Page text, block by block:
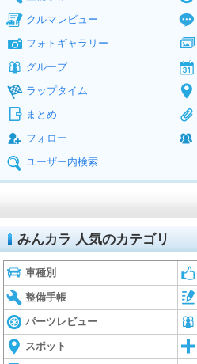
クルマレビュー
フォトギャラリー
グループ
ラップタイム
まとめ
フォロー
ユーザー内検索
みんカラ 人気のカテゴリ
車種別
整備手帳
パーツレビュー
スポット